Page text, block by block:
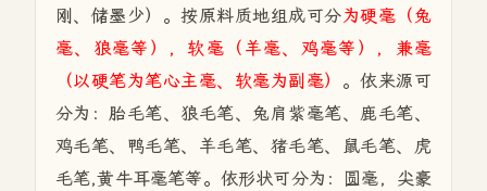
刚、储墨少）。按原料质地组成可分为硬毫（兔
毫、狼毫等），软毫（羊毫、鸡毫等），兼毫
（以硬笔为笔心主毫、软毫为副毫） 。依来源可
分为：胎毛笔、狼毛笔、兔肩紫毫笔、鹿毛笔、
鸡毛笔、鸭毛笔、羊毛笔、猪毛笔、鼠毛笔、虎
毛笔,黄牛耳毫笔等。依形状可分为：圆毫，尖豪